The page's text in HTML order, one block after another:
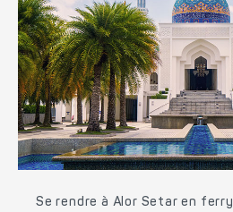
Se rendre à Alor Setar en ferry